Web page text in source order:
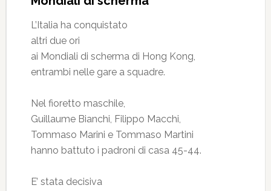
L’Italia ha conquistato
altri due ori
ai Mondiali di scherma di Hong Kong,
entrambi nelle gare a squadre.
Nel fioretto maschile,
Guillaume Bianchi, Filippo Macchi,
Tommaso Marini e Tommaso Martini
hanno battuto i padroni di casa 45-44.
E’ stata decisiva